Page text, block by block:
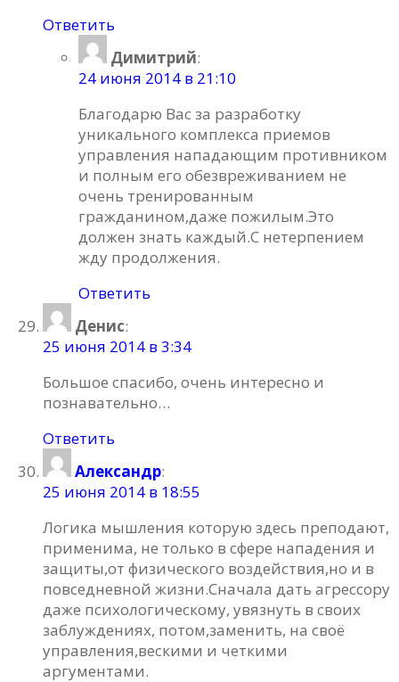
Ответить
Димитрий:
24 июня 2014 в 21:10
Благодарю Вас за разработку
уникального комплекса приемов
управления нападающим противником
и полным его обезвреживанием не
очень тренированным
гражданином,даже пожилым.Это
должен знать каждый.С нетерпением
жду продолжения.
Ответить
Денис:
25 июня 2014 в 3:34
Большое спасибо, очень интересно и
познавательно…
Ответить
Александр:
25 июня 2014 в 18:55
Логика мышления которую здесь преподают,
применима, не только в сфере нападения и
защиты,от физического воздействия,но и в
повседневной жизни.Сначала дать агрессору
даже психологическому, увязнуть в своих
заблуждениях, потом,заменить, на своё
управления,вескими и четкими
аргументами.